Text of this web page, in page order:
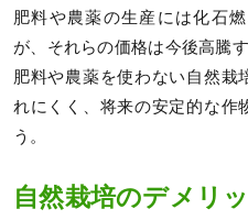
肥料や農薬の生産には化石
が、それらの価格は今後高騰
肥料や農薬を使わない自然栽
れにくく、将来の安定的な作
う。
自然栽培のデメリ